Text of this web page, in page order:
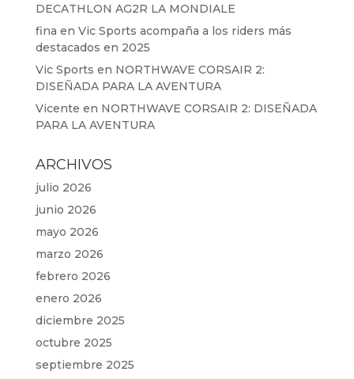
DECATHLON AG2R LA MONDIALE
fina en Vic Sports acompaña a los riders más
destacados en 2025
Vic Sports en NORTHWAVE CORSAIR 2:
DISEÑADA PARA LA AVENTURA
Vicente en NORTHWAVE CORSAIR 2: DISEÑADA
PARA LA AVENTURA
ARCHIVOS
julio 2026
junio 2026
mayo 2026
marzo 2026
febrero 2026
enero 2026
diciembre 2025
octubre 2025
septiembre 2025